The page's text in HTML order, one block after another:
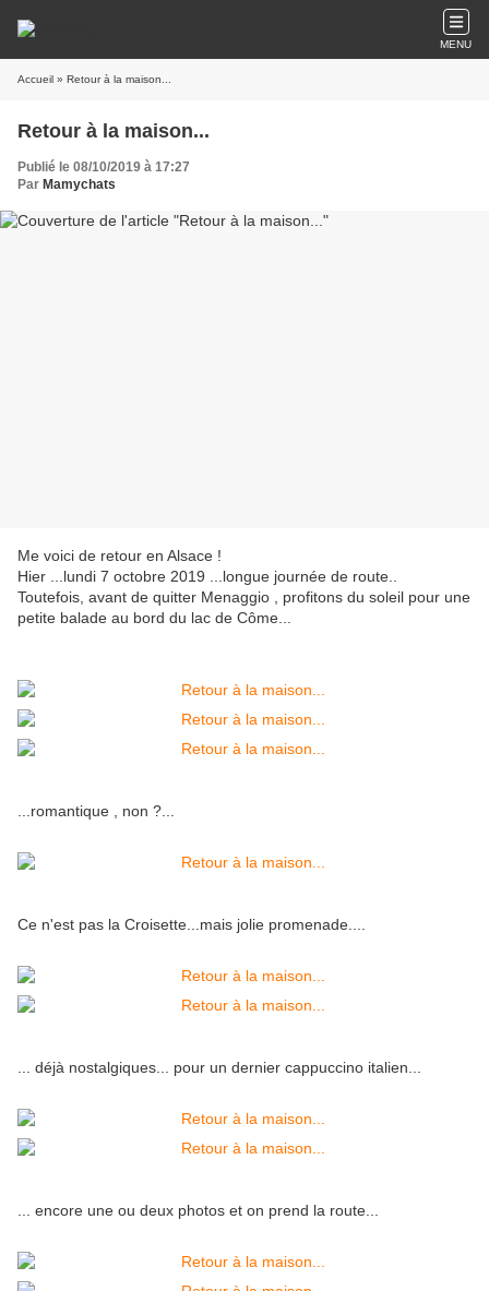
MENU
Accueil » Retour à la maison...
Retour à la maison...
Publié le 08/10/2019 à 17:27
Par Mamychats
Me voici de retour en Alsace !
Hier ...lundi 7 octobre 2019 ...longue journée de route..
Toutefois, avant de quitter Menaggio , profitons du soleil pour une
petite balade au bord du lac de Côme...
...romantique , non ?...
Ce n'est pas la Croisette...mais jolie promenade....
... déjà nostalgiques... pour un dernier cappuccino italien...
... encore une ou deux photos et on prend la route...